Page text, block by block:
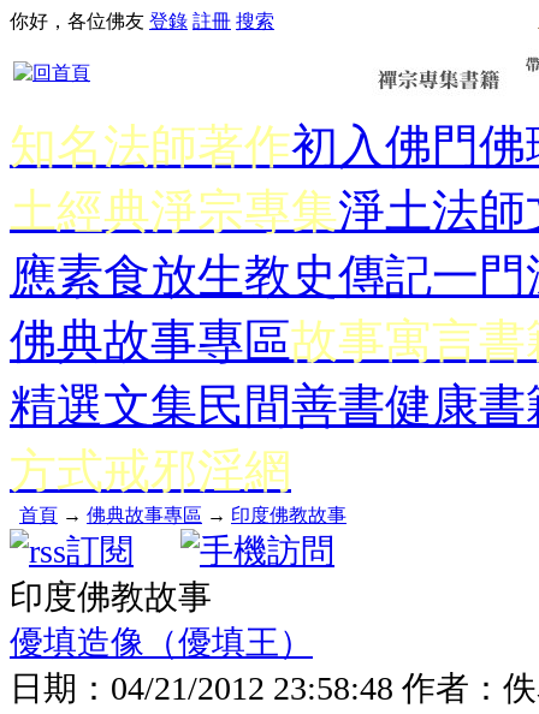
你好，各位佛友 登錄 註冊 搜索
知名法師著作初入佛門佛
土經典淨宗專集淨土法師
應素食放生教史傳記一門
佛典故事專區故事寓言書
精選文集民間善書健康書
方式戒邪淫網
首頁 → 佛典故事專區 → 印度佛教故事
印度佛教故事
優填造像（優填王）
日期： 04/21/2012 23:58:48 作者：